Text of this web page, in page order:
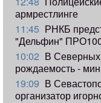
армрестлинге
11:45 РНКБ
"Дельфин" ПРО100
10:02 В Северных
рождаемость -
19:09 В
организатор